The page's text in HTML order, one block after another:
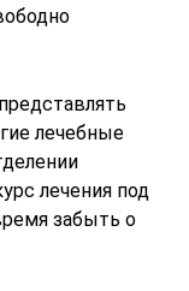
лечебные
лечения под
забыть о